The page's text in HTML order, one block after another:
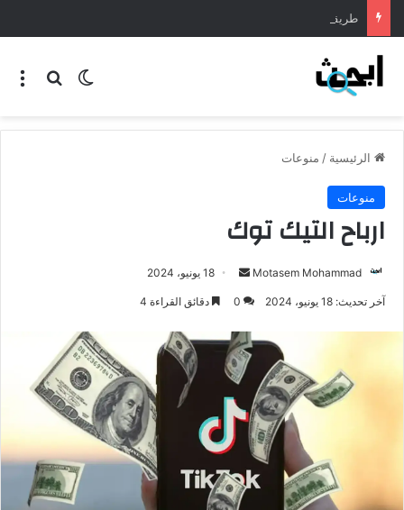
طريقة عمل المنسف الاردني
الرئيسية / منوعات
منوعات
ارباح التيك توك
Motasem Mohammad 18 يونيو، 2024
آخر تحديث: 18 يونيو، 2024 0 دقائق القراءة 4